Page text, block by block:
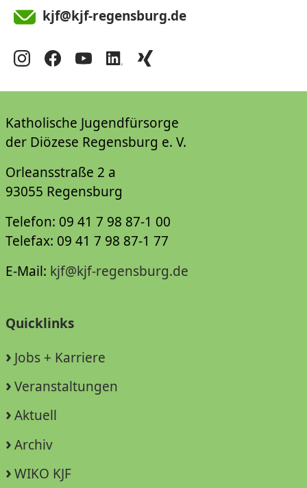
kjf@kjf-regensburg.de
Katholische Jugendfürsorge
der Diözese Regensburg e. V.
Orleansstraße 2 a
93055 Regensburg
Telefon: 09 41 7 98 87-1 00
Telefax: 09 41 7 98 87-1 77
E-Mail: kjf@kjf-regensburg.de
Quicklinks
Jobs + Karriere
Veranstaltungen
Aktuell
Archiv
WIKO KJF